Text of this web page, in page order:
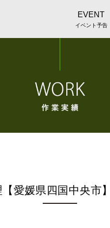
EVENT
イベント予告
愛媛県四国中央市